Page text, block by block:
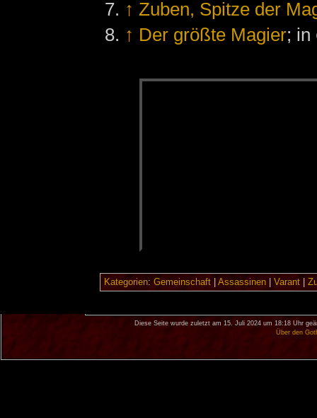
↑ Zuben, Spitze der
↑ Der größte Magier; in
Kategorien: Gemeinschaft| Assassinen| Varant|
Diese Seite wurde zuletzt am 15. Juli 2024 um 18:18 Uhr
Über den